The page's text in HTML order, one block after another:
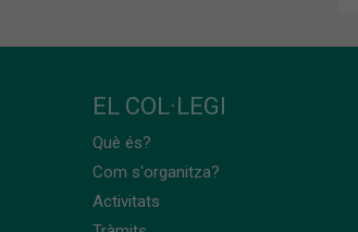
EL COL·LEGI
Què és?
Com s'organitza?
Activitats